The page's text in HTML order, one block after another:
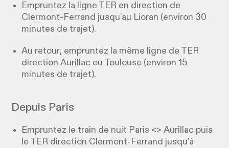
Empruntez la ligne TER en direction de
Clermont-Ferrand jusqu'au Lioran (environ 30
minutes de trajet).
Au retour, empruntez la même ligne de TER
direction Aurillac ou Toulouse (environ 15
minutes de trajet).
Depuis Paris
Empruntez le train de nuit Paris <> Aurillac puis
le TER direction Clermont-Ferrand jusqu'à